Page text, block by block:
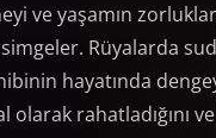
ve yaşamın
simgeler. Rüyalarda
hayatında
olarak rahatladığını